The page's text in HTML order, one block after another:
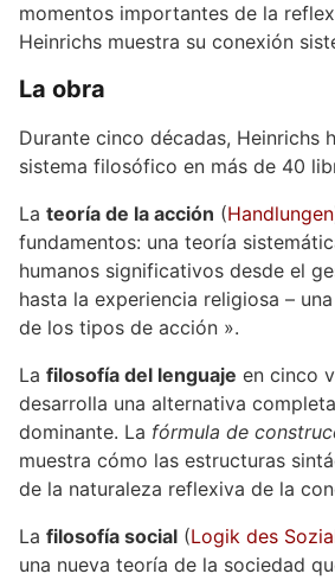
momentos importantes de la
Heinrichs muestra su conexión
La obra
Durante cinco décadas, Heinrichs
sistema filosófico en más de 40
La teoría de la acción (Handlungen
fundamentos: una teoría
humanos significativos desde el
hasta la experiencia religiosa –
de los tipos de acción ».
La filosofía del lenguaje en cinco
desarrolla una alternativa
dominante. La fórmula de
muestra cómo las estructuras
de la naturaleza reflexiva de la
La filosofía social (Logik des
una nueva teoría de la sociedad